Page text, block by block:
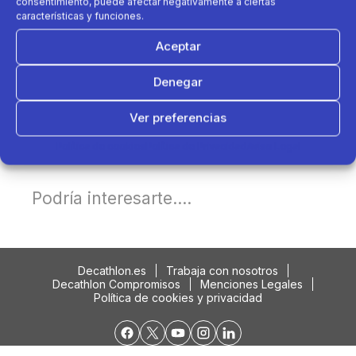
características y funciones.
Aceptar
Denegar
Ver preferencias
Podría interesarte....
Decathlon.es
Trabaja con nosotros
Decathlon Compromisos
Menciones Legales
Política de cookies y privacidad